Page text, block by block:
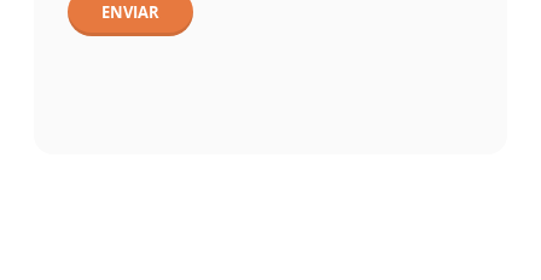
ENVIAR